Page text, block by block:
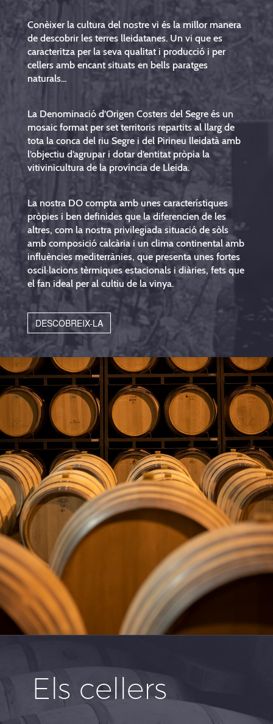
Conèixer la cultura del nostre vi és la millor manera
de descobrir les terres lleidatanes. Un vi que es
caracteritza per la seva qualitat i producció i per
cellers amb encant situats en bells paratges
naturals...
La Denominació d’Origen Costers del Segre és un
mosaic format per set territoris repartits al llarg de
tota la conca del riu Segre i del Pirineu lleidatà amb
l’objectiu d’agrupar i dotar d’entitat pròpia la
vitivinicultura de la província de Lleida.
La nostra DO compta amb unes característiques
pròpies i ben definides que la diferencien de les
altres, com la nostra privilegiada situació de sòls
amb composició calcària i un clima continental amb
influències mediterrànies, que presenta unes fortes
oscil·lacions tèrmiques estacionals i diàries, fets que
el fan ideal per al cultiu de la vinya.
DESCOBREIX-LA
Els cellers